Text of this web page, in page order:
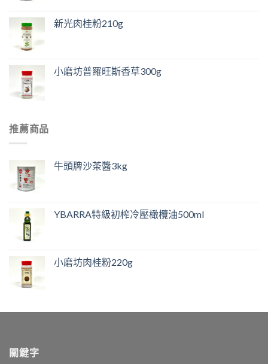
新光肉桂粉210g
小磨坊普羅旺斯香草300g
推薦商品
牛頭牌沙茶醬3kg
YBARRA特級初榨冷壓橄欖油500ml
小磨坊肉桂粉220g
關鍵字